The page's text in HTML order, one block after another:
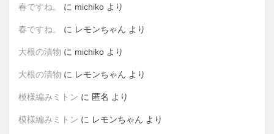
春ですね。 に michiko より
春ですね。 に レモンちゃん より
大根の漬物 に michiko より
大根の漬物 に レモンちゃん より
模様編みミトン に 匿名 より
模様編みミトン に レモンちゃん より